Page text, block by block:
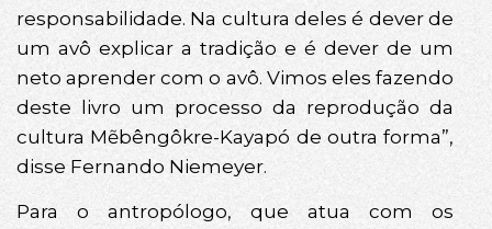
responsabilidade. Na cultura deles é dever de
um avô explicar a tradição e é dever de um
neto aprender com o avô. Vimos eles fazendo
deste livro um processo da reprodução da
cultura Mẽbêngôkre-Kayapó de outra forma”,
disse Fernando Niemeyer.
Para o antropólogo, que atua com os